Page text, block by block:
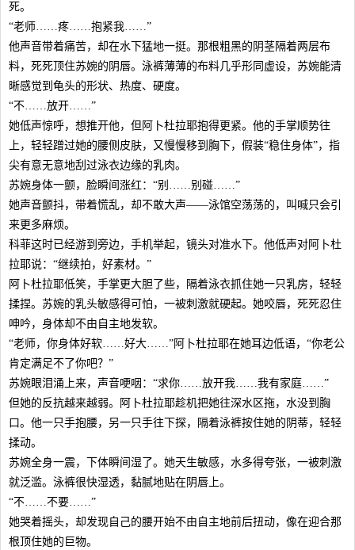
死。
“老师……疼……抱紧我……”
他声音带着痛苦，却在水下猛地一挺。那根粗黑的阴茎隔着两层布
料，死死顶住苏婉的阴唇。泳裤薄薄的布料几乎形同虚设，苏婉能清
晰感觉到龟头的形状、热度、硬度。
“不……放开……”
她低声惊呼，想推开他，但阿卜杜拉耶抱得更紧。他的手掌顺势往
上，轻轻蹭过她的腰侧皮肤，又慢慢移到胸下，假装“稳住身体”，指
尖有意无意地刮过泳衣边缘的乳肉。
苏婉身体一颤，脸瞬间涨红：“别……别碰……”
她声音颤抖，带着慌乱，却不敢大声——泳馆空荡荡的，叫喊只会引
来更多麻烦。
科菲这时已经游到旁边，手机举起，镜头对准水下。他低声对阿卜杜
拉耶说：“继续拍，好素材。”
阿卜杜拉耶低笑，手掌更大胆了些，隔着泳衣抓住她一只乳房，轻轻
揉捏。苏婉的乳头敏感得可怕，一被刺激就硬起。她咬唇，死死忍住
呻吟，身体却不由自主地发软。
“老师，你身体好软……好大……”阿卜杜拉耶在她耳边低语，“你老公
肯定满足不了你吧？”
苏婉眼泪涌上来，声音哽咽：“求你……放开我……我有家庭……”
但她的反抗越来越弱。阿卜杜拉耶趁机把她往深水区拖，水没到胸
口。他一只手抱腰，另一只手往下探，隔着泳裤按住她的阴蒂，轻轻
揉动。
苏婉全身一震，下体瞬间湿了。她天生敏感，水多得夸张，一被刺激
就泛滥。泳裤很快湿透，黏腻地贴在阴唇上。
“不……不要……”
她哭着摇头，却发现自己的腰开始不由自主地前后扭动，像在迎合那
根顶住她的巨物。